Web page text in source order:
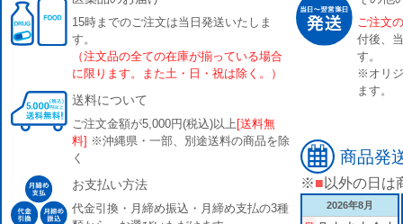
15時までのご注文は当日発送いたしま
す。
（注文品の全ての在庫が揃っている場合
に限ります。また土・日・祝は除く。）
送料について
ご注文金額が5,000円(税込)以上 [送料無
料] ※沖縄県・一部、別途送料の商品を除
く
お支払い方法
代金引換・月締め振込・月締め支払の3種
ご注文
付後、
す。
※オリ
ます。
商品発
※■ 以外の日は
2026年8月